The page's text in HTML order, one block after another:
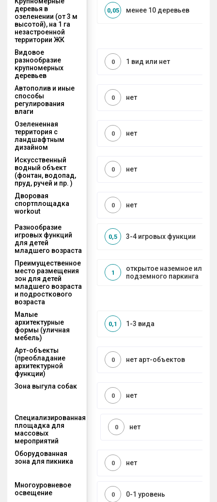
деревья в
озеленении (от 3 м
высотой), на 1 га
незастроенной
территории ЖК
менее 10 деревьев
0,05
Видовое
разнообразие
крупномерных
деревьев
1 вид или нет
0
Автополив и иные
способы
регулирования
влаги
нет
0
Озелененная
территория с
ландшафтным
дизайном
нет
0
Искусственный
водный объект
(фонтан, водопад,
пруд, ручей и пр. )
нет
0
Дворовая
спортплощадка
workout
нет
0
Разнообразие
игровых функций
для детей
младшего возраста
3-4 игровых функции
0,5
Преимущественное
место размещения
зон для детей
младшего возраста
и подросткового
возраста
открытое наземное или на
подземного паркинга
1
Малые
архитектурные
формы (уличная
мебель)
1-3 вида
0,1
Арт-объекты
(преобладание
архитектурной
функции)
нет арт-объектов
0
Зона выгула собак
нет
0
Специализированная
площадка для
массовых
мероприятий
нет
0
Оборудованная
зона для пикника
нет
0
Многоуровневое
освещение
0-1 уровень
0